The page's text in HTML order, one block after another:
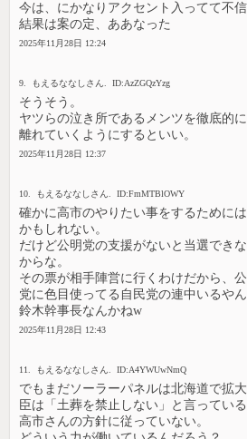
今は、にかなりアクセント入ってて不
結果は案の定、ああなった
2025年11月28日 12:24
9. もえるななしさん. ID:AzZGQzYzg
そうそう。
ヤツらの泣き所であるメンツを徹底的
離れていくようにするといい。
2025年11月28日 12:37
10. もえるななしさん. ID:FmMTBlOWY
確かに高市のやりたい事をするために
かもしれない。
だけど公明党の支援がないと当選でき
からな。
その票が相手陣営に行くわけだから、
党に色目使ってる自民党の連中いるや
鈴木幹事長なんかねw
2025年11月28日 12:43
11. もえるななしさん. ID:A4YWUwNmQ
でもまだソーラーパネルは北海道で拡
臣は「土葬を禁止しない」と言っている
高市さんの方針に従っていない。